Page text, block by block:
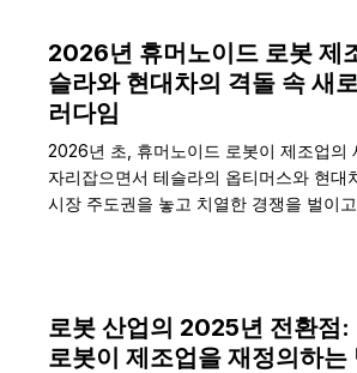
2026년 휴머노이드 로봇 제
슬라와 현대차의 격돌 속 새
러다임
2026년 초, 휴머노이드 로봇이 제조업의
자리잡으면서 테슬라의 옵티머스와 현대
시장 주도권을 놓고 치열한 경쟁을 벌이
로봇 산업의 2025년 전환점:
로봇이 제조업을 재정의하는